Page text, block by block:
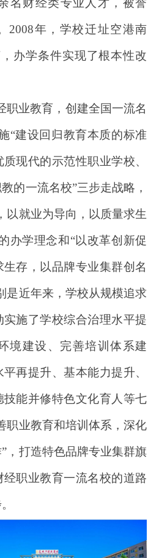
名财经类专业人才，被誉
2008年，学校迁址空港南
办学条件实现了根本性改
职业教育，创建全国一流名
“建设回归教育本质的标准
现代的示范性职业学校、
的一流名校”三步走战略，
以就业为导向，以质量求生
办学理念和“以改革创新促
存，以品牌专业集群创名
是近年来，学校从规模追求
施了学校综合治理水平提
境建设、完善培训体系建
再提升、基本能力提升、
能并修特色文化育人等七
职业教育和培训体系，深化
，打造特色品牌专业集群旗
职业教育一流名校的道路